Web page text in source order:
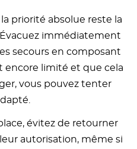
priorité absolue reste la
immédiatement
secours en composant
encore limité et que cela
vous pouvez tenter
évitez de retourner
autorisation, même si